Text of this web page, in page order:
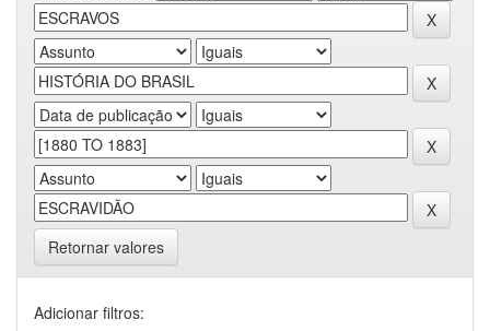
Retornar valores
Adicionar filtros: